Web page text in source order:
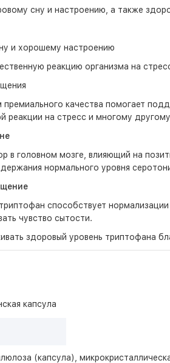
сну и настроению, а также
и хорошему настроению
реакцию организма на
качества помогает
реакции на стресс и многому
в головном мозге, влияющий на
нормального уровня
способствует
чувство сытости.
здоровый уровень триптофана
капсула
(капсула),